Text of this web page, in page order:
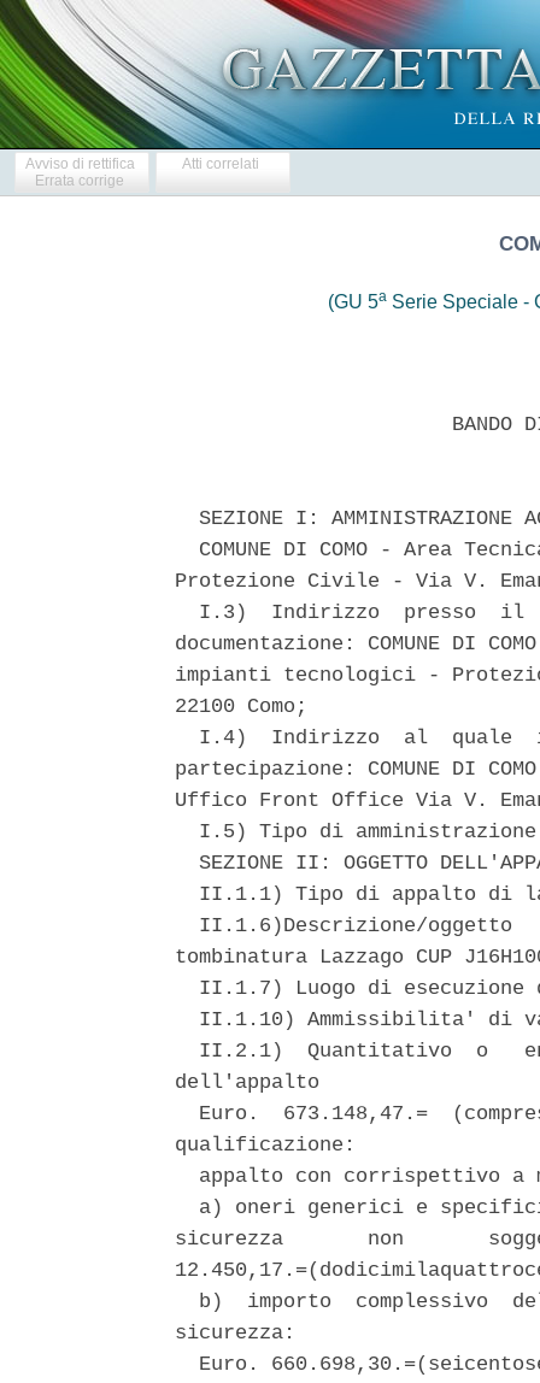
Avviso di rettifica
Errata corrige
Atti correlati
(GU 5a Serie Speciale -
BANDO
SEZIONE I: AMMINISTRAZIONE
COMUNE DI COMO - Area
Protezione Civile - Via V.
I.3)  Indirizzo  presso  il
documentazione: COMUNE DI
impianti tecnologici -
22100 Como;
I.4)  Indirizzo  al  quale
partecipazione: COMUNE DI
Uffico Front Office Via V.
I.5) Tipo di
SEZIONE II: OGGETTO
II.1.1) Tipo di appalto di
II.1.6)Descrizione/oggetto
tombinatura Lazzago CUP
II.1.7) Luogo di
II.1.10) Ammissibilita' di
II.2.1)  Quantitativo  o
dell'appalto
Euro.  673.148,47.=
qualificazione:
appalto con corrispettivo
a) oneri generici e
sicurezza       non
b)  importo  complessivo
sicurezza:
Euro.